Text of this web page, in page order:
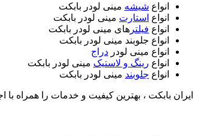
انواع شیشه مینی لودر بابکت
انواع استارت مینی لودر بابکت
انواع فیلتر های مینی لودر بابکت
انواع جلوبند مینی لودر بابکت
انواع مینی لودر دراج
انواع رینگ و لاستیک مینی لودر بابکت
انواع جلوبند مینی لودر بابکت
ایران بابکت ، بهترین کیفیت و خدمات را همراه